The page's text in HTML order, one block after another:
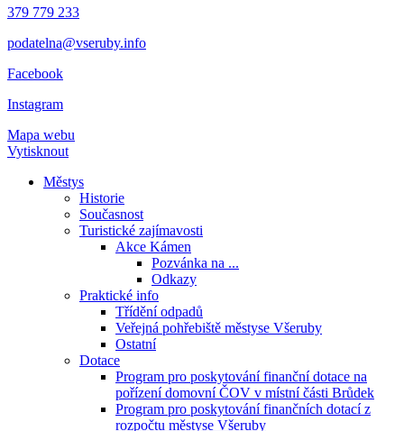
379 779 233
podatelna@vseruby.info
Facebook
Instagram
Mapa webu
Vytisknout
Městys
Historie
Současnost
Turistické zajímavosti
Akce Kámen
Pozvánka na ...
Odkazy
Praktické info
Třídění odpadů
Veřejná pohřebiště městyse Všeruby
Ostatní
Dotace
Program pro poskytování finanční dotace na
pořízení domovní ČOV v místní části Brůdek
Program pro poskytování finančních dotací z
rozpočtu městyse Všeruby